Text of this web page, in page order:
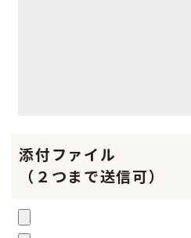
添付ファイル
（２つまで送信可）